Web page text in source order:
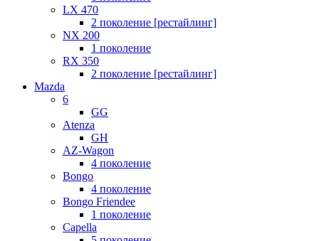
LX 470
2 поколение [рестайлинг]
NX 200
1 поколение
RX 350
2 поколение [рестайлинг]
Mazda
6
GG
Atenza
GH
AZ-Wagon
4 поколение
Bongo
4 поколение
Bongo Friendee
1 поколение
Capella